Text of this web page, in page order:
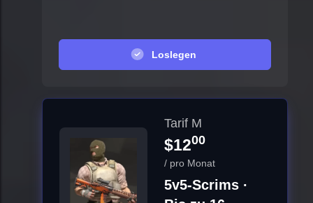
Loslegen
Tarif M
$1200
/ pro Monat
5v5-Scrims ·